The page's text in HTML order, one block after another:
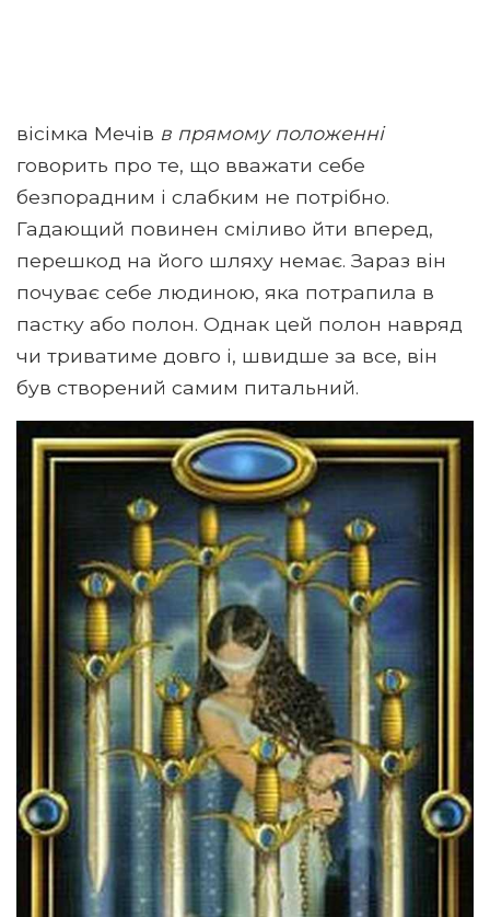
вісімка Мечів в прямому положенні
говорить про те, що вважати себе
безпорадним і слабким не потрібно.
Гадающий повинен сміливо йти вперед,
перешкод на його шляху немає. Зараз він
почуває себе людиною, яка потрапила в
пастку або полон. Однак цей полон навряд
чи триватиме довго і, швидше за все, він
був створений самим питальний.